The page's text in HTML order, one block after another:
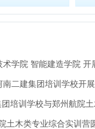
学院 智能建造学院 开
二建集团培训学校开
培训学校与郑州航院
土木类专业综合实训营